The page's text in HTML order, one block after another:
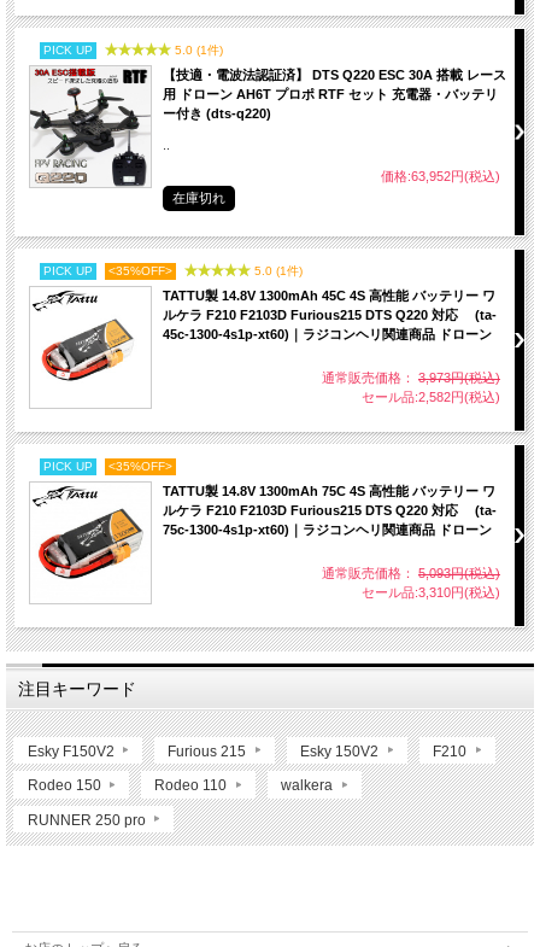
PICK UP 5.0 (1件)
【技適・電波法認証済】 DTS Q220 ESC 30A 搭載 レース
用 ドローン AH6T プロポ RTF セット 充電器・バッテリ
ー付き (dts-q220)
価格:63,952円(税込)
在庫切れ
PICK UP <35%OFF> 5.0 (1件)
TATTU製 14.8V 1300mAh 45C 4S 高性能 バッテリー ワ
ルケラ F210 F2103D Furious215 DTS Q220 対応 (ta-
45c-1300-4s1p-xt60)｜ラジコンヘリ関連商品 ドローン
通常販売価格： 3,973円(税込)
セール品:2,582円(税込)
PICK UP <35%OFF>
TATTU製 14.8V 1300mAh 75C 4S 高性能 バッテリー ワ
ルケラ F210 F2103D Furious215 DTS Q220 対応 (ta-
75c-1300-4s1p-xt60)｜ラジコンヘリ関連商品 ドローン
通常販売価格： 5,093円(税込)
セール品:3,310円(税込)
注目キーワード
Esky F150V2 Furious 215 Esky 150V2 F210
Rodeo 150 Rodeo 110 walkera
RUNNER 250 pro